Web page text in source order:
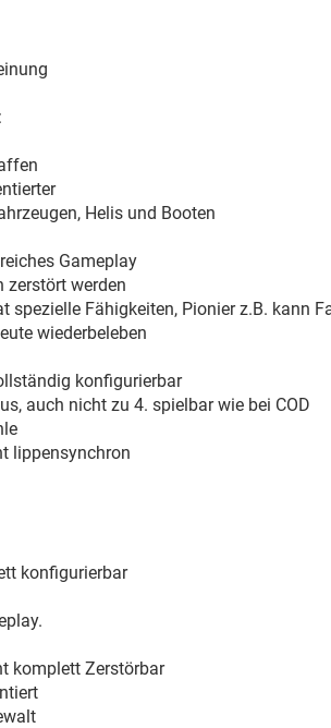
Helis und Booten
Gameplay
zerstört werden
spezielle Fähigkeiten, Pionier z.B. kann
wiederbeleben
konfigurierbar
auch nicht zu 4. spielbar wie bei COD
lippensynchron
konfigurierbar
komplett Zerstörbar